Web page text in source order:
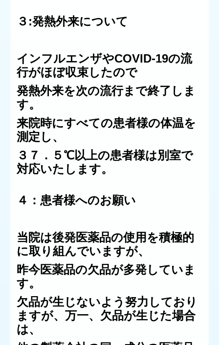
３ :発熱外来について
インフルエンザやCOVID-19の流
行がほぼ収束したので
発熱外来を次の流行まで終了しま
す。
来院時にすべての患者様の体温を
測定し、
３７．５℃以上の患者様は別室で
対応いたします。
４：患者様へのお願い
当院は後発医薬品の使用を積極的
に取り組んでいますが、
昨今医薬品の欠品が多発していま
す。
欠品が生じないよう努力しており
ますが、万一、欠品が生じた場合
は、